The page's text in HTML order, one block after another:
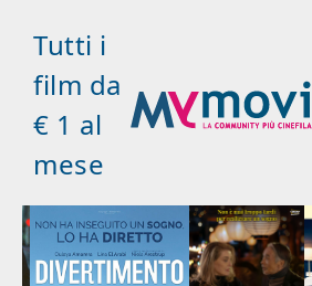
Tutti i
film da
€ 1 al
mese